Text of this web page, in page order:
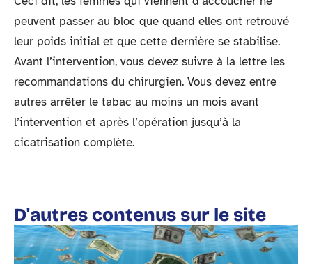
peuvent passer au bloc que quand elles ont retrouvé
leur poids initial et que cette dernière se stabilise.
Avant l’intervention, vous devez suivre à la lettre les
recommandations du chirurgien. Vous devez entre
autres arrêter le tabac au moins un mois avant
l’intervention et après l’opération jusqu’à la
cicatrisation complète.
D'autres contenus sur le site